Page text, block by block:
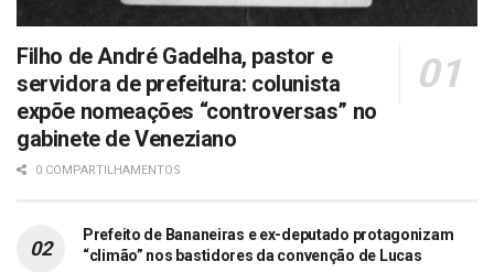
Filho de André Gadelha, pastor e
servidora de prefeitura: colunista
expõe nomeações “controversas” no
gabinete de Veneziano
0 COMPARTILHAMENTOS
Prefeito de Bananeiras e ex-deputado protagonizam
“climão” nos bastidores da convenção de Lucas